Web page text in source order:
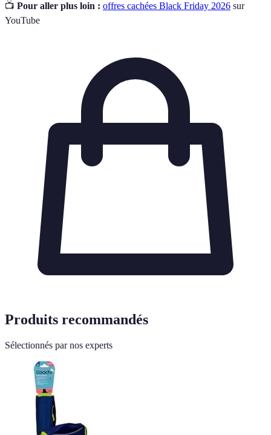
📺 Pour aller plus loin : offres cachées Black Friday 2026 sur
YouTube
Produits recommandés
Sélectionnés par nos experts